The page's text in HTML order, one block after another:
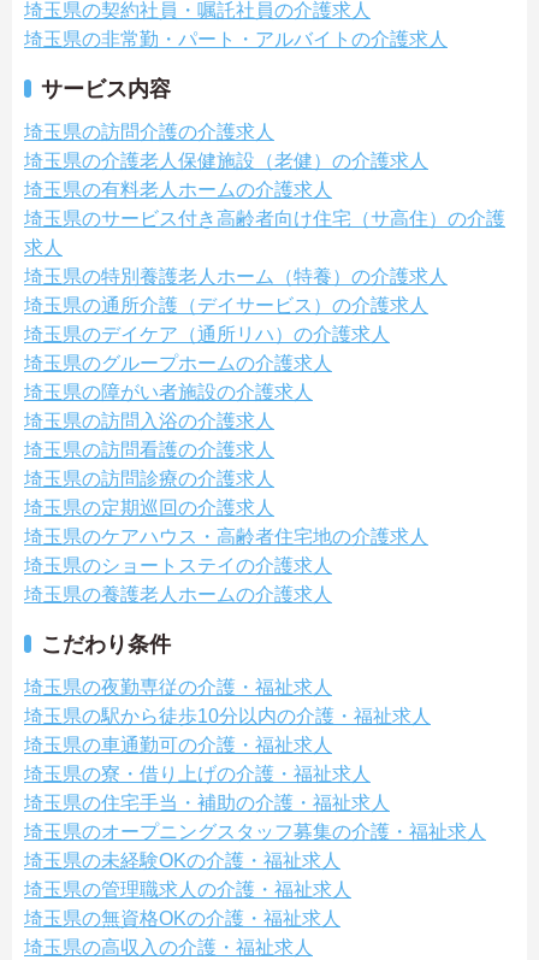
埼玉県の契約社員・嘱託社員の介護求人
埼玉県の非常勤・パート・アルバイトの介護求人
サービス内容
埼玉県の訪問介護の介護求人
埼玉県の介護老人保健施設（老健）の介護求人
埼玉県の有料老人ホームの介護求人
埼玉県のサービス付き高齢者向け住宅（サ高住）の介護
求人
埼玉県の特別養護老人ホーム（特養）の介護求人
埼玉県の通所介護（デイサービス）の介護求人
埼玉県のデイケア（通所リハ）の介護求人
埼玉県のグループホームの介護求人
埼玉県の障がい者施設の介護求人
埼玉県の訪問入浴の介護求人
埼玉県の訪問看護の介護求人
埼玉県の訪問診療の介護求人
埼玉県の定期巡回の介護求人
埼玉県のケアハウス・高齢者住宅地の介護求人
埼玉県のショートステイの介護求人
埼玉県の養護老人ホームの介護求人
こだわり条件
埼玉県の夜勤専従の介護・福祉求人
埼玉県の駅から徒歩10分以内の介護・福祉求人
埼玉県の車通勤可の介護・福祉求人
埼玉県の寮・借り上げの介護・福祉求人
埼玉県の住宅手当・補助の介護・福祉求人
埼玉県のオープニングスタッフ募集の介護・福祉求人
埼玉県の未経験OKの介護・福祉求人
埼玉県の管理職求人の介護・福祉求人
埼玉県の無資格OKの介護・福祉求人
埼玉県の高収入の介護・福祉求人